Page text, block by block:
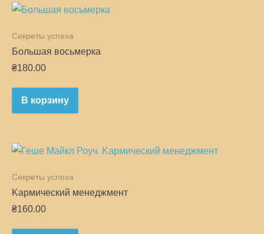
Секреты успеха
Большая восьмерка
₴180.00
В корзину
Секреты успеха
Kармический менеджмент
₴160.00